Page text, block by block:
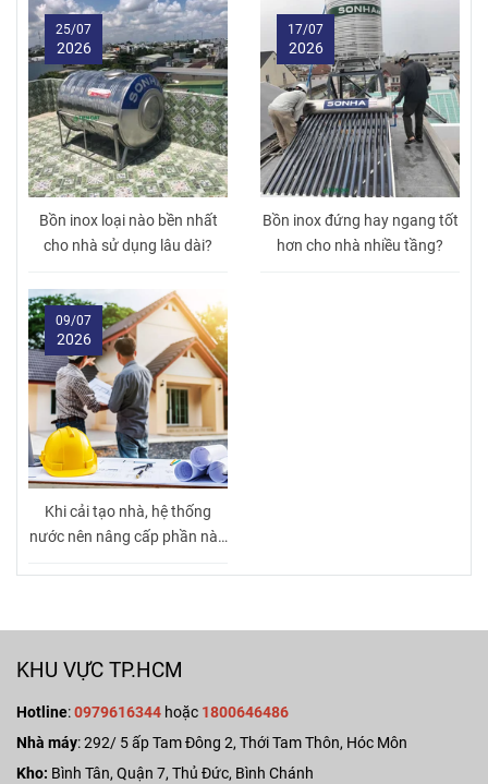
Bồn inox loại nào bền nhất
cho nhà sử dụng lâu dài?
25/07
2026
Bồn inox đứng hay ngang tốt
hơn cho nhà nhiều tầng?
17/07
2026
Khi cải tạo nhà, hệ thống
nước nên nâng cấp phần nào
09/07
2026
KHU VỰC TP.HCM
Hotline:0979616344 hoặc 1800646486
Nhà máy:292/ 5 ấp Tam Đông 2, Thới Tam Thôn, Hóc Môn
Kho: Bình Tân, Quận 7, Thủ Đức, Bình Chánh